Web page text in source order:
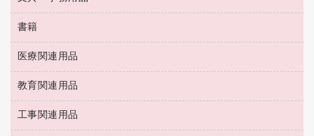
タオル・アメニティ用品
スリッパ・サンダル・シューズ
スポーツ・レジャー用品
ゴミ袋
キッチン用品
典礼用品
帳簿
額縁
各種用紙
ルーズリーフ
背幅が伸びるファイル
統一伝票用ファイル
収納保存用品
レターファイル
リングファイル
筆ペン
消しゴム
修正液・修正ペン
修正テープ
鉛筆
輪ゴム
両面テープ
名札
保管・整理用品
壁面／足元収納
書籍
パソコンソフト
医療関連用品
保健用品
使い捨て手袋
感染症対策用品
教育関連用品
教育関連用品
工事関連用品